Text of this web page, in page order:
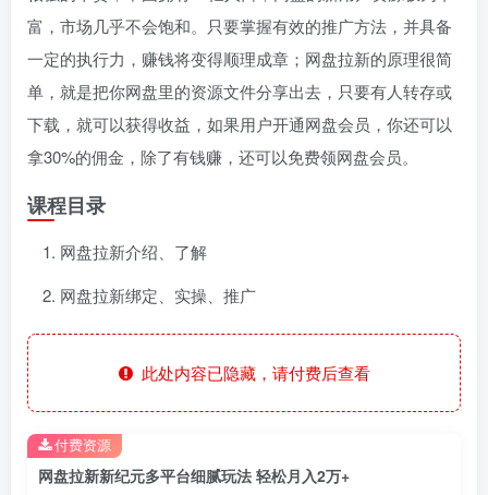
富，市场几乎不会饱和。只要掌握有效的推广方法，并具备
一定的执行力，赚钱将变得顺理成章；网盘拉新的原理很简
单，就是把你网盘里的资源文件分享出去，只要有人转存或
下载，就可以获得收益，如果用户开通网盘会员，你还可以
拿30%的佣金，除了有钱赚，还可以免费领网盘会员。
课程目录
网盘拉新介绍、了解
网盘拉新绑定、实操、推广
此处内容已隐藏，请付费后查看
网盘拉新新纪元多平台细腻玩法 轻松月入2万+
付费资源